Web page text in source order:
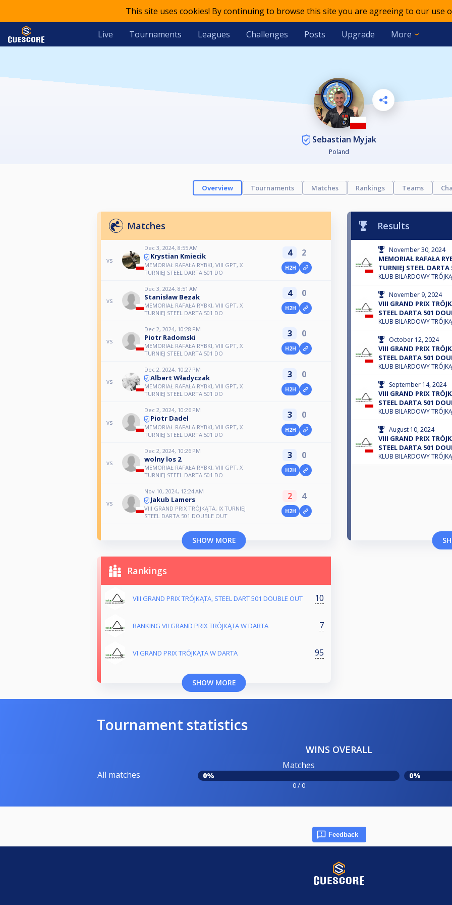
This site uses cookies! By continuing to browse this site you are agreeing to our use
Live Tournaments Leagues Challenges Posts Upgrade More
Sebastian Myjak
Poland
Overview Tournaments Matches Rankings Teams
Matches
vs
Dec 3, 2024, 8:55 AM
Krystian Kmiecik
MEMORIAŁ RAFAŁA RYBKI, VIII GPT, X
TURNIEJ STEEL DARTA 501 DO
4 2
H2H
vs
Dec 3, 2024, 8:51 AM
Stanisław Bezak
MEMORIAŁ RAFAŁA RYBKI, VIII GPT, X
TURNIEJ STEEL DARTA 501 DO
4 0
H2H
vs
Dec 2, 2024, 10:28 PM
Piotr Radomski
MEMORIAŁ RAFAŁA RYBKI, VIII GPT, X
TURNIEJ STEEL DARTA 501 DO
3 0
H2H
vs
Dec 2, 2024, 10:27 PM
Albert Władyczak
MEMORIAŁ RAFAŁA RYBKI, VIII GPT, X
TURNIEJ STEEL DARTA 501 DO
3 0
H2H
vs
Dec 2, 2024, 10:26 PM
Piotr Dadel
MEMORIAŁ RAFAŁA RYBKI, VIII GPT, X
TURNIEJ STEEL DARTA 501 DO
3 0
H2H
vs
Dec 2, 2024, 10:26 PM
wolny los 2
MEMORIAŁ RAFAŁA RYBKI, VIII GPT, X
TURNIEJ STEEL DARTA 501 DO
3 0
H2H
vs
Nov 10, 2024, 12:24 AM
Jakub Lamers
VIII GRAND PRIX TRÓJKĄTA, IX TURNIEJ
STEEL DARTA 501 DOUBLE OUT
2 4
H2H
SHOW MORE
Results
November 30, 2024
MEMORIAŁ RAFAŁA
TURNIEJ STEEL DARTA
KLUB BILARDOWY
November 9, 2024
VIII GRAND PRIX
STEEL DARTA 501
KLUB BILARDOWY
October 12, 2024
VIII GRAND PRIX
STEEL DARTA 501
KLUB BILARDOWY
September 14, 2024
VIII GRAND PRIX
STEEL DARTA 501
KLUB BILARDOWY
August 10, 2024
VIII GRAND PRIX
STEEL DARTA 501
KLUB BILARDOWY
Rankings
VIII GRAND PRIX TRÓJKĄTA, STEEL DART 501 DOUBLE OUT 10
RANKING VII GRAND PRIX TRÓJKĄTA W DARTA 7
VI GRAND PRIX TRÓJKĄTA W DARTA 95
SHOW MORE
Tournament statistics
WINS OVERALL
All matches
Matches
0%
0 / 0
0%
Feedback